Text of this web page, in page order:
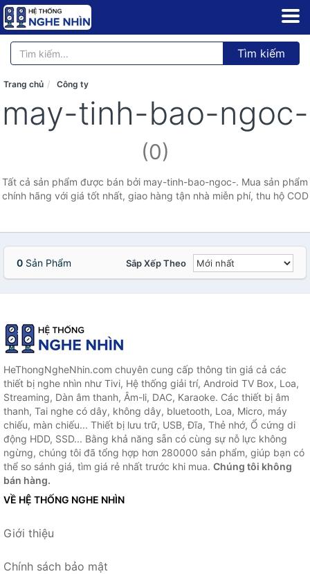
Tìm kiếm
Trang chủ Công ty
may-tinh-bao-ngoc-
(0)
Tất cả sản phẩm được bán bởi may-tinh-bao-ngoc-. Mua sản phẩm
chính hãng với giá tốt nhất, giao hàng tận nhà miễn phí, thu hộ COD
0 Sản Phẩm Sắp Xếp Theo
HeThongNgheNhin.com chuyên cung cấp thông tin giá cả các
thiết bị nghe nhìn như Tivi, Hệ thống giải trí, Android TV Box, Loa,
Streaming, Dàn âm thanh, Âm-li, DAC, Karaoke. Các thiết bị âm
thanh, Tai nghe có dây, không dây, bluetooth, Loa, Micro, máy
chiếu, màn chiếu... Thiết bị lưu trữ, USB, Đĩa, Thẻ nhớ, Ổ cứng di
động HDD, SSD... Bằng khả năng sẵn có cùng sự nỗ lực không
ngừng, chúng tôi đã tổng hợp hơn 280000 sản phẩm, giúp bạn có
thể so sánh giá, tìm giá rẻ nhất trước khi mua. Chúng tôi không
bán hàng.
VỀ HỆ THỐNG NGHE NHÌN
Giới thiệu
Chính sách bảo mật